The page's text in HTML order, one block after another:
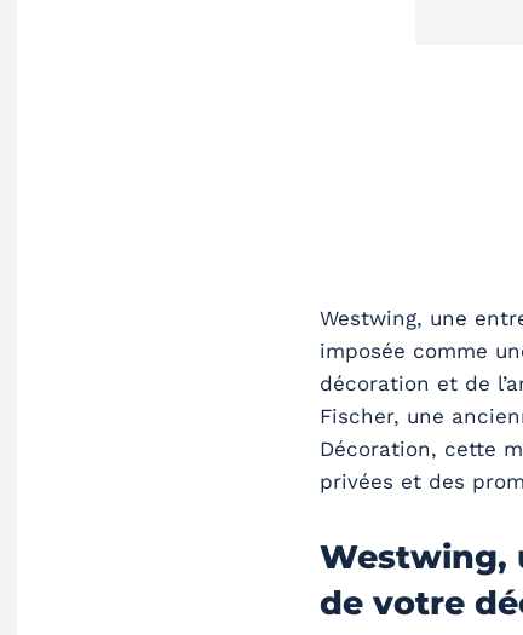
Westwing, une
imposée comme
décoration et de
Fischer, une
Décoration, cette
privées et des
Westwing,
de votre